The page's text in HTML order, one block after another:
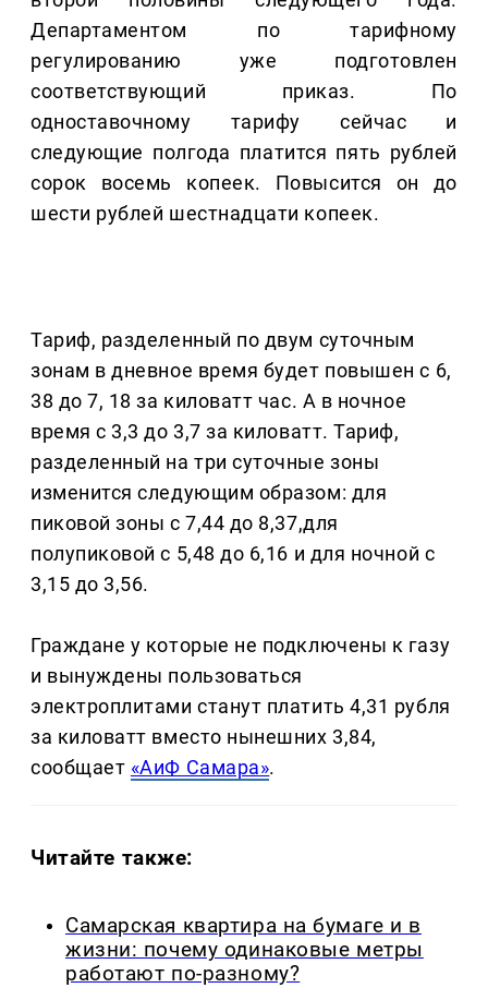
Департаментом по тарифному
регулированию уже подготовлен
соответствующий приказ. По
одноставочному тарифу сейчас и
следующие полгода платится пять рублей
сорок восемь копеек. Повысится он до
шести рублей шестнадцати копеек.
Тариф, разделенный по двум суточным
зонам в дневное время будет повышен с 6,
38 до 7, 18 за киловатт час. А в ночное
время с 3,3 до 3,7 за киловатт. Тариф,
разделенный на три суточные зоны
изменится следующим образом: для
пиковой зоны с 7,44 до 8,37,для
полупиковой с 5,48 до 6,16 и для ночной с
3,15 до 3,56.
Граждане у которые не подключены к газу
и вынуждены пользоваться
электроплитами станут платить 4,31 рубля
за киловатт вместо нынешних 3,84,
сообщает «АиФ Самара».
Читайте также:
Самарская квартира на бумаге и в
жизни: почему одинаковые метры
работают по-разному?